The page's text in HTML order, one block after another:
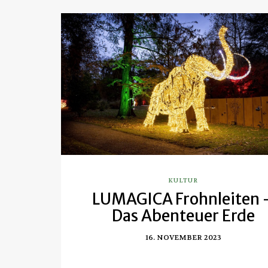
KULTUR
LUMAGICA Frohnleiten
Das Abenteuer Erde
16. NOVEMBER 2023